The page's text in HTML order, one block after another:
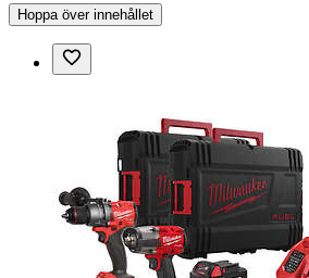
Hoppa över innehållet